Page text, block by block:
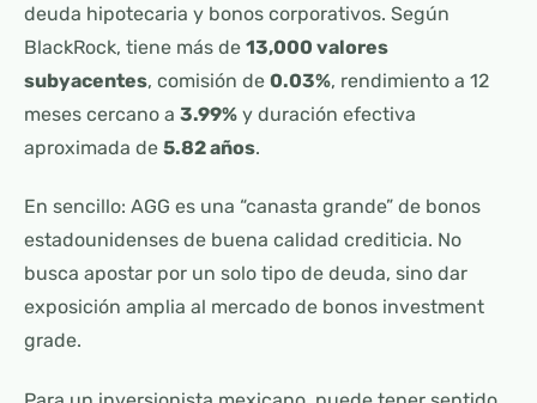
deuda hipotecaria y bonos corporativos. Según
BlackRock, tiene más de 13,000 valores
subyacentes, comisión de 0.03%, rendimiento a 12
meses cercano a 3.99% y duración efectiva
aproximada de 5.82 años.
En sencillo: AGG es una “canasta grande” de bonos
estadounidenses de buena calidad crediticia. No
busca apostar por un solo tipo de deuda, sino dar
exposición amplia al mercado de bonos investment
grade.